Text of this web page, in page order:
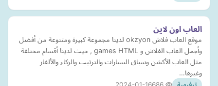
العاب اون لاين
موقع العاب فلاش okzyon لدينا مجموعة كبيرة ومتنوعة من أفضل
وأجمل العاب الفلاش و games HTML , حيث لدينا أقسام مختلفة
مثل العاب الأكشن وسباق السيارات والترتيب والزكاء والألغاز
وغيرها…